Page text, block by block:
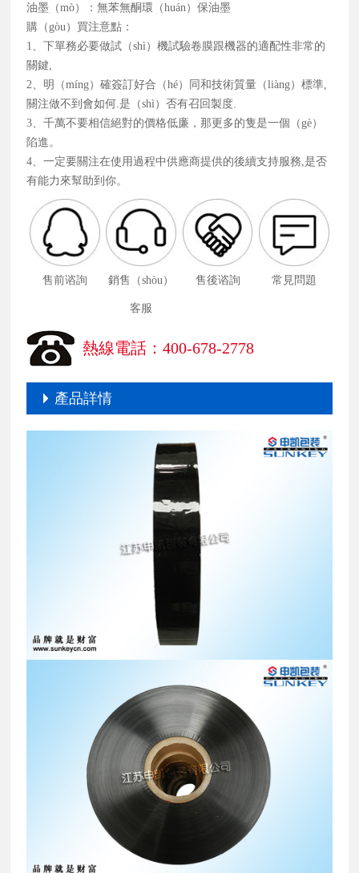
油墨（mò）：無苯無酮環（huán）保油墨
購（gòu）買注意點：
1、下單務必要做試（shì）機試驗卷膜跟機器的適配性非常的
關鍵,
2、明（míng）確簽訂好合（hé）同和技術質量（liàng）標準,
關注做不到會如何.是（shì）否有召回製度.
3、千萬不要相信絕對的價格低廉，那更多的隻是一個（gè）
陷進。
4、一定要關注在使用過程中供應商提供的後續支持服務,是否
有能力來幫助到你。
售前谘詢 銷售（shòu）
客服
售後谘詢 常見問題
熱線電話：400-678-2778
產品詳情